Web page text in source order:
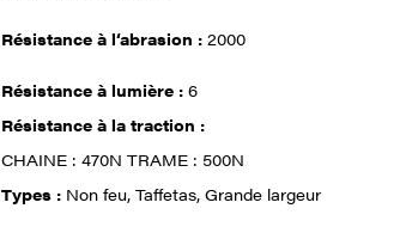
Résistance à l‘abrasion :2000
Résistance à lumière :6
Résistance à la traction :
CHAINE : 470N TRAME : 500N
Types : Non feu, Taffetas, Grande largeur